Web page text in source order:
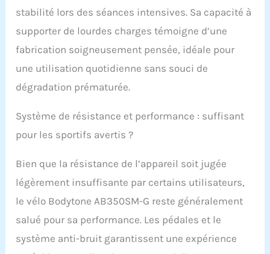
stabilité lors des séances intensives. Sa capacité à
supporter de lourdes charges témoigne d’une
fabrication soigneusement pensée, idéale pour
une utilisation quotidienne sans souci de
dégradation prématurée.
Système de résistance et performance : suffisant
pour les sportifs avertis ?
Bien que la résistance de l’appareil soit jugée
légèrement insuffisante par certains utilisateurs,
le vélo Bodytone AB350SM-G reste généralement
salué pour sa performance. Les pédales et le
système anti-bruit garantissent une expérience